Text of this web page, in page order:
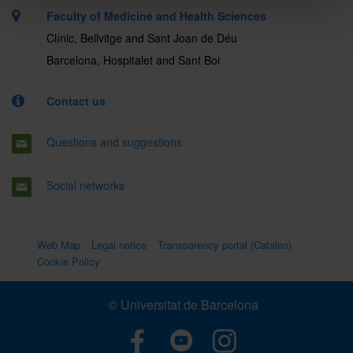
Faculty of Medicine and Health Sciences
Clínic, Bellvitge and Sant Joan de Déu
Barcelona, Hospitalet and Sant Boi
Contact us
Questions and suggestions
Social networks
Web Map Legal notice
Transparency portal (Catalan)
Cookie Policy
© Universitat de Barcelona